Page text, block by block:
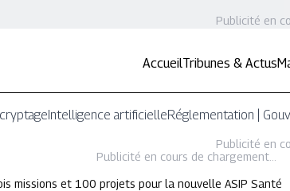
Publicité en
AccueilTribunes & Actus
Intelligence artificielleRéglementation |
Publicité en
Publicité en cours de chargement...
missions et 100 projets pour la nouvelle ASIP Santé